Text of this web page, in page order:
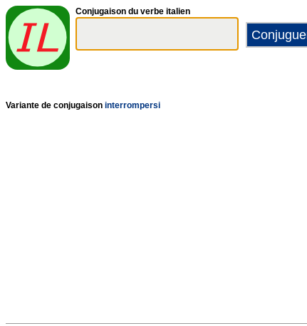
Conjugaison du verbe italien
Variante de conjugaison interrompersi